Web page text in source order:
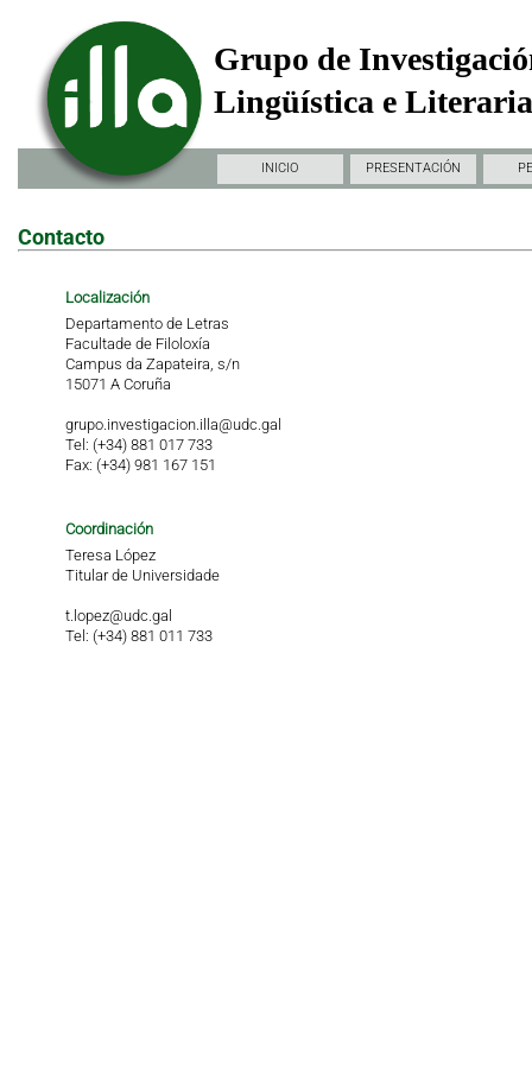
Grupo de
Lingüística e
INICIO PRESENTACIÓN
Contacto
Localización
Departamento de Letras
Facultade de Filoloxía
Campus da Zapateira, s/n
15071 A Coruña
grupo.investigacion.illa@udc.gal
Tel: (+34) 881 017 733
Fax: (+34) 981 167 151
Coordinación
Teresa López
Titular de Universidade
t.lopez@udc.gal
Tel: (+34) 881 011 733